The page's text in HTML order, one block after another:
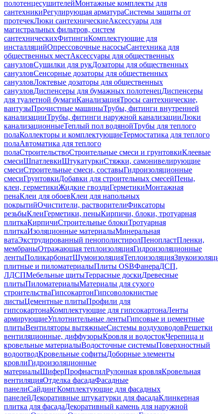
полотенцесушителейМонтажные комплекты для
сантехникиРегулирующая арматураСистемы защиты от
протечекЛюки сантехническиеАксессуары для
магистральных фильтров, систем
сантехническихФитингиКомплектующие для
инсталляцийОпрессовочные насосыСантехника для
общественных местАксессуары для общественных
санузловСушилки для рукДозаторы для общественных
санузловСенсорные дозаторы для общественных
санузловЛоктевые дозаторы для общественных
санузловДиспенсеры для бумажных полотенецДиспенсеры
для туалетной бумагиКанализацияТросы сантехнические,
вантузыПрочистные машиныТрубы, фитинги внутренней
канализацииТрубы, фитинги наружной канализацииЛюки
канализационныеТеплый пол водянойТрубы для теплого
полаКоллекторы и комплектующиеТермостатика для теплого
полаАвтоматика для теплого
полаСтроительствоСтроительные смеси и грунтовкиКлеевые
смесиШпатлевкиШтукатуркиСтяжки, самонивелирующие
смесиСтроительные смеси, составыГидроизоляционные
смесиГрунтовкиДобавки для строительных смесейПены,
клеи, герметикиЖидкие гвоздиГерметикиМонтажная
пенаКлеи для обоевКлеи для напольных
покрытийОчистители, растворителиФиксаторы
резьбыКлеиГерметики, пеныКирпичи, блоки, тротуарная
плиткаКирпичиСтроительные блокиТротуарная
плиткаИзоляционные материалыМинеральная
ватаЭкструдированный пенополистиролПенопластПленки,
мембраныОтражающая теплоизоляцияГидроизоляционные
лентыПоликарбонатШумоизоляцияТеплоизоляция
плитные и пиломатериалыПлиты OSBФанераДСП,
ЛДСПМебельные щитыТеррасные доскиДревесные
плитыПиломатериалыМатериалы для сухого
строительстваГипсокартонГипсоволокнистые
листыЦементные плитыПрофили для
гипсокартонаКомплектующие для гипсокартонаЛенты
армирующиеУплотнительные лентыГипсовые и цементные
плитыВентиляторы вытяжныеСистемы воздуховодовРешетки
вентиляционные, диффузорыКровля и водостокЧерепица и
кровельные материалыВодосточные системыПоверхностный
водоотводКровельные софитыДоборные элементы
кровлиГидроизоляционные
материалыШиферПрофнастилРулонная кровляКровельная
вентиляцияОтделка фасадаФасадные
панелиСайдингКомплектующие для фасадных
панелейДекоративные штукатурки для фасадаКлинкерная
плитка для фасадаДекоративный камень для наружной